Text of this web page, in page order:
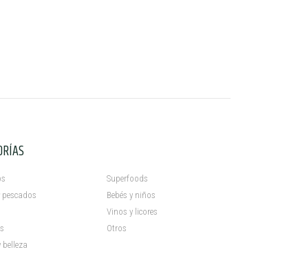
pescados
belleza
Superfoods
Bebés y niños
Vinos y licores
Otros